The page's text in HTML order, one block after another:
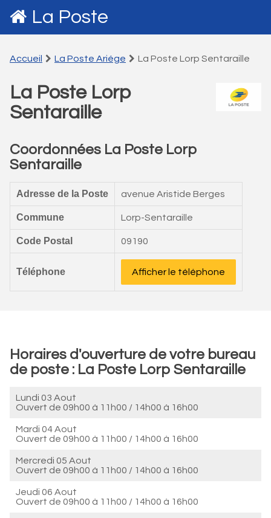
La Poste
Accueil La Poste Ariége La Poste Lorp Sentaraille
La Poste Lorp
Sentaraille
Coordonnées La Poste Lorp
Sentaraille
Adresse de la Poste avenue Aristide Berges
Commune Lorp-Sentaraille
Code Postal 09190
Téléphone Afficher le téléphone
Horaires d'ouverture de votre bureau
de poste : La Poste Lorp Sentaraille
Lundi 03 Aout
Ouvert de 09h00 à 11h00 / 14h00 à 16h00
Mardi 04 Aout
Ouvert de 09h00 à 11h00 / 14h00 à 16h00
Mercredi 05 Aout
Ouvert de 09h00 à 11h00 / 14h00 à 16h00
Jeudi 06 Aout
Ouvert de 09h00 à 11h00 / 14h00 à 16h00